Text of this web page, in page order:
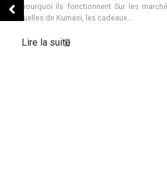
pourquoi ils fonctionnent Sur les
ruelles de Kumasi, les cadeaux...
Lire la suite